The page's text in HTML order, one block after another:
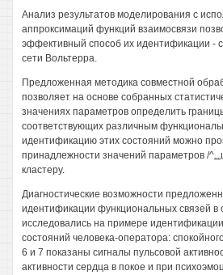
Анализ результатов моделирования с
аппроксимаций функций взаимосвязи
эффективный способ их идентификации -
сети Вольтерра.
Предложенная методика совместной
позволяет на основе собранных
значениях параметров определить
соответствующих различным
идентификацию этих состояний можно
принадлежности значений параметров /
кластеру.
Диагностические возможности
идентификации функциональных связей в
исследовались на примере
состояний человека-оператора:
6 и 7 показаны сигналы пульсовой
активности сердца в покое и при